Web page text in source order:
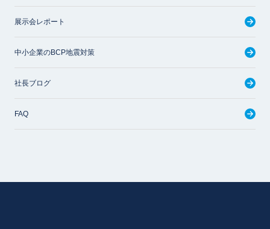
展示会レポート
中小企業のBCP地震対策
社長ブログ
FAQ